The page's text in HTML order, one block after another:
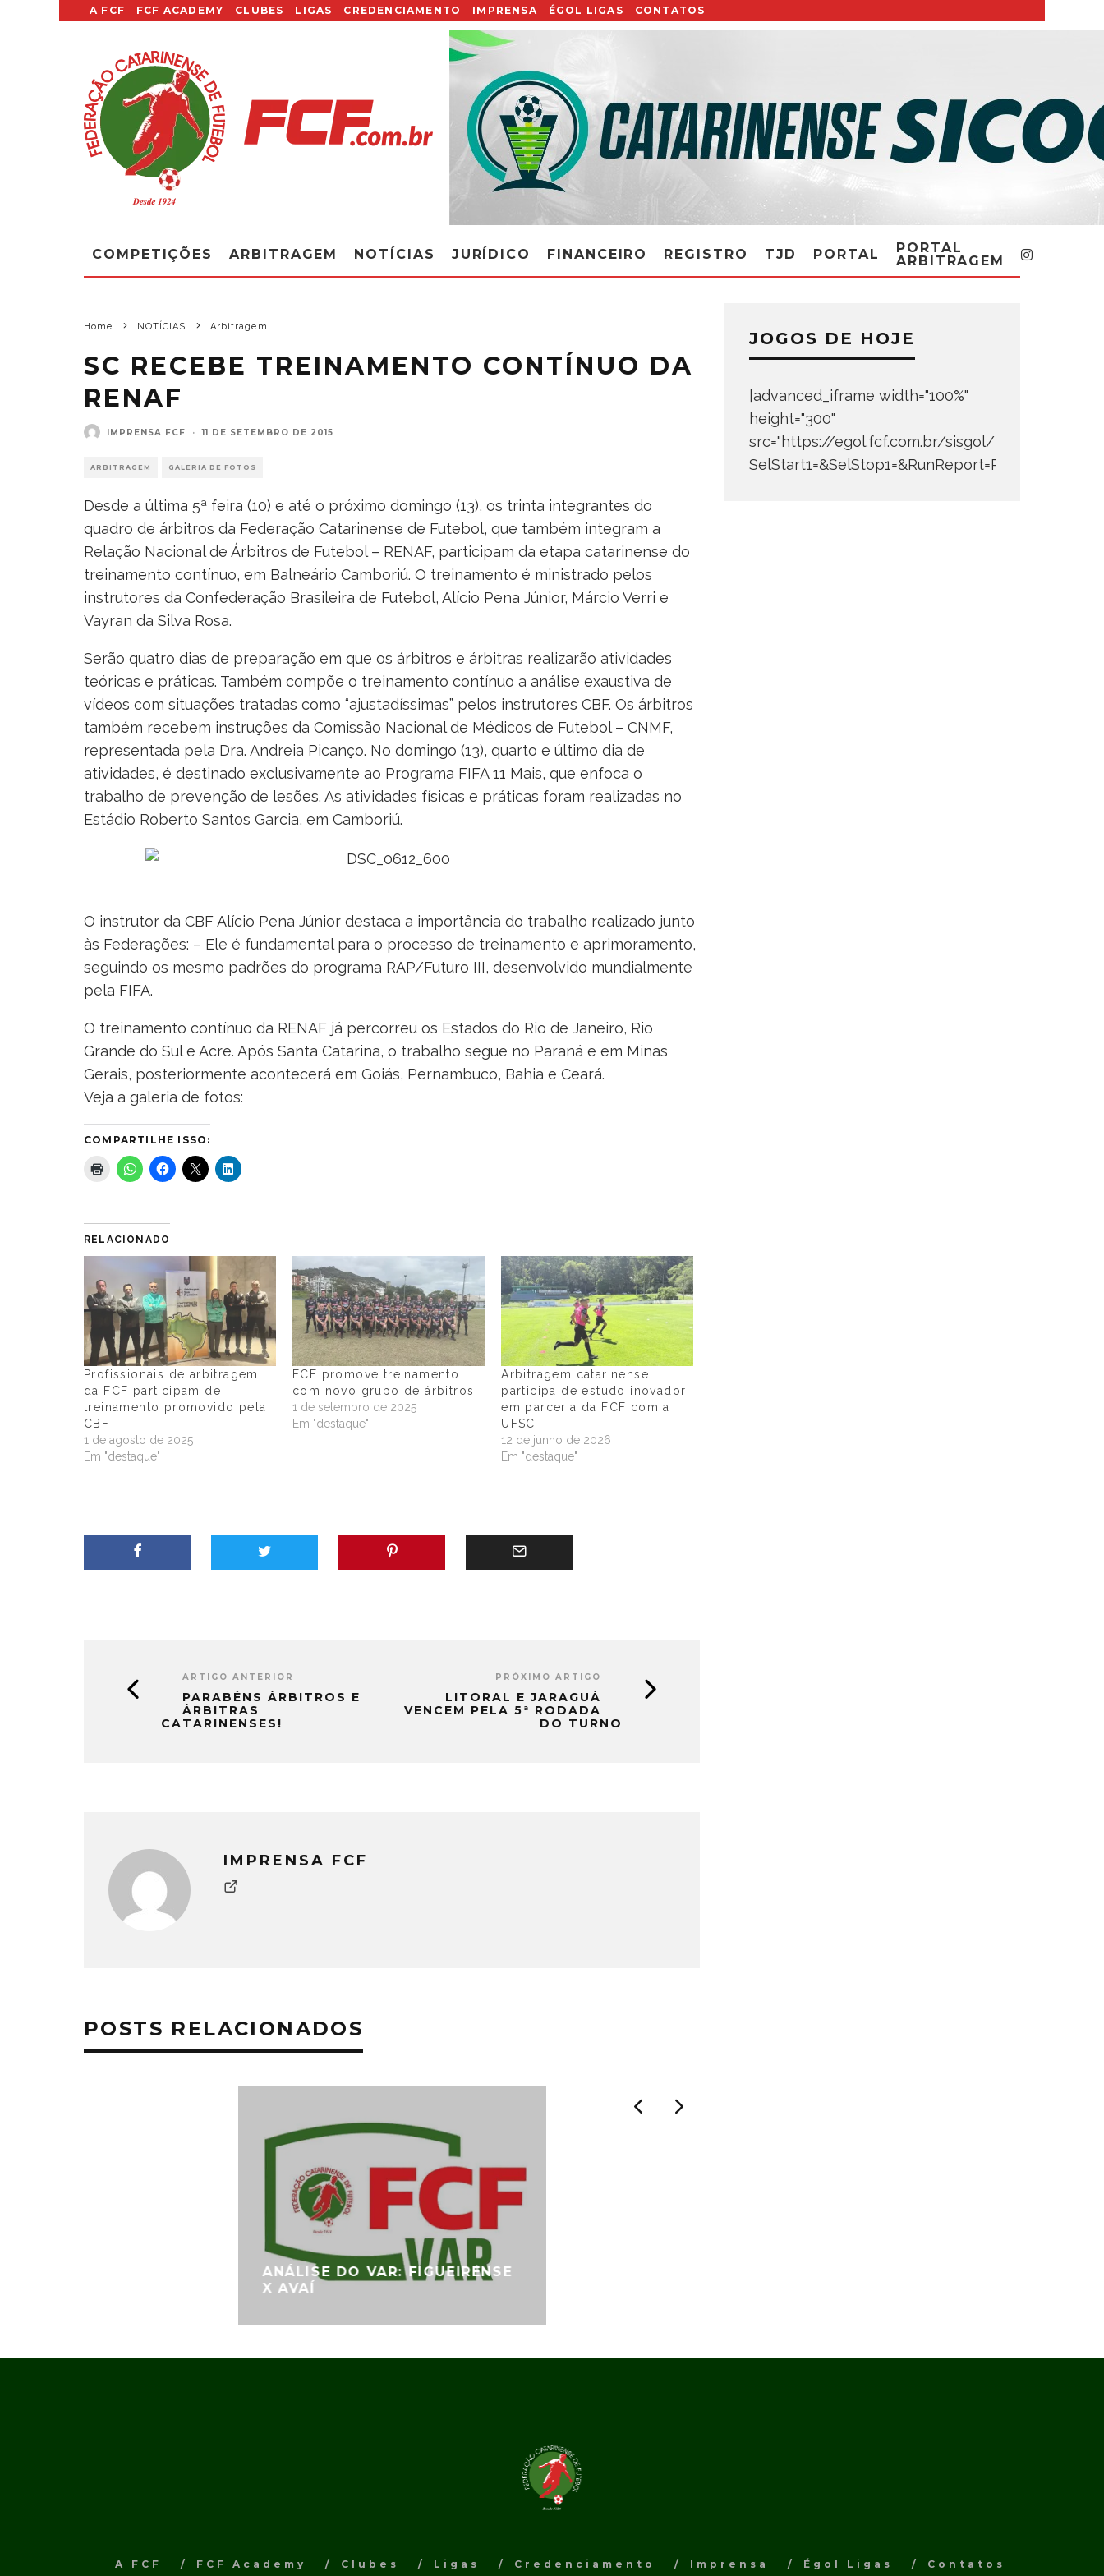
A FCF FCF ACADEMY CLUBES LIGAS CREDENCIAMENTO IMPRENSA ÉGOL LIGAS CONTATOS
COMPETIÇÕES ARBITRAGEM NOTÍCIAS JURÍDICO FINANCEIRO REGISTRO TJD PORTAL
PORTAL
ARBITRAGEM
Home NOTÍCIAS Arbitragem
SC RECEBE TREINAMENTO CONTÍNUO DA
RENAF
IMPRENSA FCF · 11 DE SETEMBRO DE 2015
ARBITRAGEM GALERIA DE FOTOS
Desde a última 5ª feira (10) e até o próximo domingo (13), os trinta integrantes do
quadro de árbitros da Federação Catarinense de Futebol, que também integram a
Relação Nacional de Árbitros de Futebol – RENAF, participam da etapa catarinense do
treinamento contínuo, em Balneário Camboriú. O treinamento é ministrado pelos
instrutores da Confederação Brasileira de Futebol, Alício Pena Júnior, Márcio Verri e
Vayran da Silva Rosa.
Serão quatro dias de preparação em que os árbitros e árbitras realizarão atividades
teóricas e práticas. Também compõe o treinamento contínuo a análise exaustiva de
vídeos com situações tratadas como “ajustadíssimas” pelos instrutores CBF. Os árbitros
também recebem instruções da Comissão Nacional de Médicos de Futebol – CNMF,
representada pela Dra. Andreia Picanço. No domingo (13), quarto e último dia de
atividades, é destinado exclusivamente ao Programa FIFA 11 Mais, que enfoca o
trabalho de prevenção de lesões. As atividades físicas e práticas foram realizadas no
Estádio Roberto Santos Garcia, em Camboriú.
O instrutor da CBF Alício Pena Júnior destaca a importância do trabalho realizado junto
às Federações: – Ele é fundamental para o processo de treinamento e aprimoramento,
seguindo os mesmo padrões do programa RAP/Futuro III, desenvolvido mundialmente
pela FIFA.
O treinamento contínuo da RENAF já percorreu os Estados do Rio de Janeiro, Rio
Grande do Sul e Acre. Após Santa Catarina, o trabalho segue no Paraná e em Minas
Gerais, posteriormente acontecerá em Goiás, Pernambuco, Bahia e Ceará.
Veja a galeria de fotos:
COMPARTILHE ISSO:
RELACIONADO
Profissionais de arbitragem
da FCF participam de
treinamento promovido pela
CBF
1 de agosto de 2025
Em "destaque"
FCF promove treinamento
com novo grupo de árbitros
1 de setembro de 2025
Em "destaque"
Arbitragem catarinense
participa de estudo inovador
em parceria da FCF com a
UFSC
12 de junho de 2026
Em "destaque"
ARTIGO ANTERIOR
PARABÉNS ÁRBITROS E
ÁRBITRAS
CATARINENSES!
PRÓXIMO ARTIGO
LITORAL E JARAGUÁ
VENCEM PELA 5ª RODADA
DO TURNO
IMPRENSA FCF
POSTS RELACIONADOS
ANÁLISE DO VAR: FIGUEIRENSE
X AVAÍ
JOGOS DE HOJE
[advanced_iframe width="100%"
height="300"
src="https://egol.fcf.com.br/sisgol/
SelStart1=&SelStop1=&RunReport=Run+Report"]
A FCF FCF Academy Clubes Ligas Credenciamento Imprensa Égol Ligas Contatos